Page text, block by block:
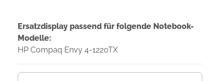
Ersatzdisplay passend für folgende Notebook-
Modelle:
HP Compaq Envy 4-1220TX